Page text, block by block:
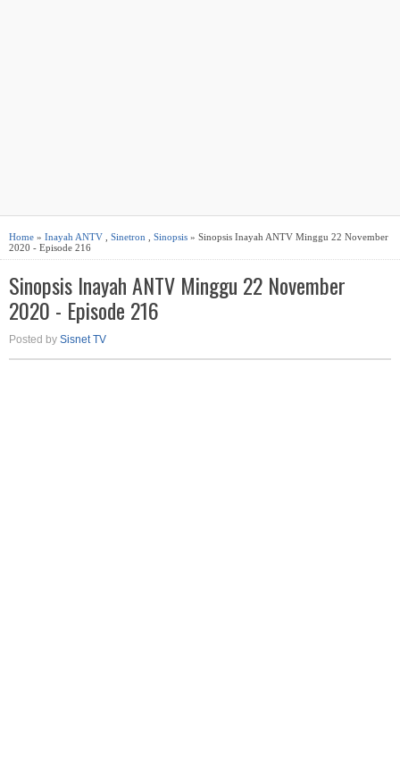
Home » Inayah ANTV Sinetron Sinopsis » Sinopsis Inayah ANTV Minggu 22 November
2020 - Episode 216
Sinopsis Inayah ANTV Minggu 22 November
2020 - Episode 216
Posted by Sisnet TV